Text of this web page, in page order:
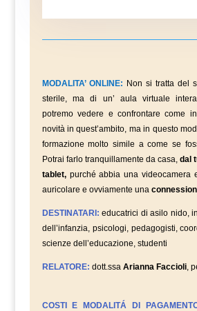
MODALITA’ ONLINE: Non si tratta del
sterile, ma di un’ aula virtuale
potremo vedere e confrontare come
novità in quest’ambito, ma in questo
formazione molto simile a come se
Potrai farlo tranquillamente da casa, dal
tablet,purché abbia una videocamera
auricolare e ovviamente una
DESTINATARI: educatrici di asilo nido,
dell’infanzia, psicologi, pedagogisti,
scienze dell’educazione, studenti
RELATORE: dott.ssa Arianna Faccioli,
COSTI E MODALITÁ DI